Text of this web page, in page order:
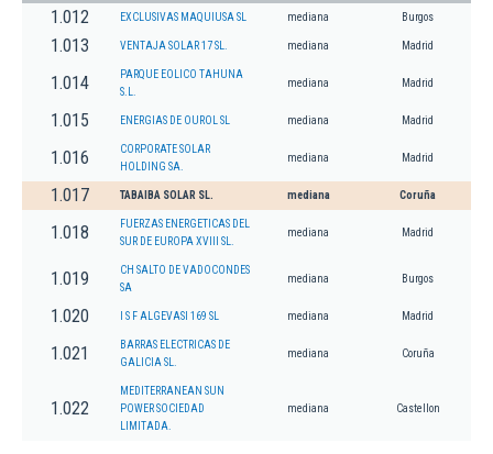
1.012 EXCLUSIVAS MAQUIUSA SL mediana Burgos
1.013 VENTAJA SOLAR 17 SL. mediana Madrid
1.014
PARQUE EOLICO TAHUNA
S.L.
mediana Madrid
1.015 ENERGIAS DE OUROL SL mediana Madrid
1.016
CORPORATE SOLAR
HOLDING SA.
mediana Madrid
1.017 TABAIBA SOLAR SL. mediana Coruña
1.018
FUERZAS ENERGETICAS DEL
SUR DE EUROPA XVIII SL.
mediana Madrid
1.019
CH SALTO DE VADOCONDES
SA
mediana Burgos
1.020 I S F ALGEVASI 169 SL mediana Madrid
1.021
BARRAS ELECTRICAS DE
GALICIA SL.
mediana Coruña
1.022
MEDITERRANEAN SUN
POWER SOCIEDAD
LIMITADA.
mediana Castellon